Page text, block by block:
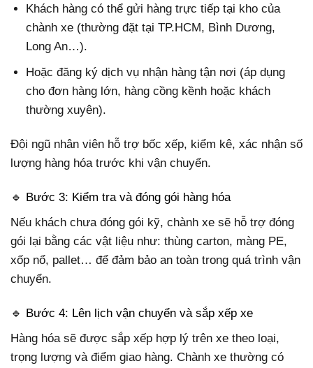
Khách hàng có thể gửi hàng trực tiếp tại kho của
chành xe (thường đặt tại TP.HCM, Bình Dương,
Long An…).
Hoặc đăng ký dịch vụ nhận hàng tận nơi (áp dụng
cho đơn hàng lớn, hàng cồng kềnh hoặc khách
thường xuyên).
Đội ngũ nhân viên hỗ trợ bốc xếp, kiểm kê, xác nhận số
lượng hàng hóa trước khi vận chuyển.
🔹 Bước 3: Kiểm tra và đóng gói hàng hóa
Nếu khách chưa đóng gói kỹ, chành xe sẽ hỗ trợ đóng
gói lại bằng các vật liệu như: thùng carton, màng PE,
xốp nổ, pallet… để đảm bảo an toàn trong quá trình vận
chuyển.
🔹 Bước 4: Lên lịch vận chuyển và sắp xếp xe
Hàng hóa sẽ được sắp xếp hợp lý trên xe theo loại,
trọng lượng và điểm giao hàng. Chành xe thường có